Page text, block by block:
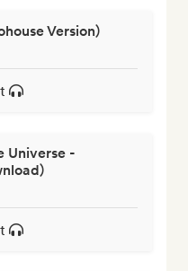
Version)
Universe -